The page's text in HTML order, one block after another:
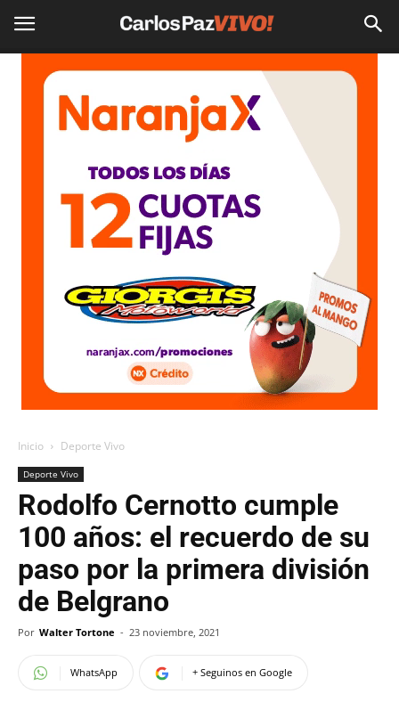
Inicio Deporte Vivo
Deporte Vivo
Rodolfo Cernotto cumple
100 años: el recuerdo de su
paso por la primera división
de Belgrano
Por Walter Tortone - 23 noviembre, 2021
WhatsApp + Seguinos en Google